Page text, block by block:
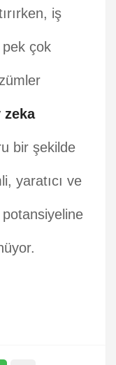
iş
çok
zeka
bir şekilde
yaratıcı ve